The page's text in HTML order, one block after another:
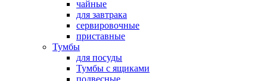
чайные
для завтрака
сервировочные
приставные
Тумбы
для посуды
Тумбы с ящиками
подвесные